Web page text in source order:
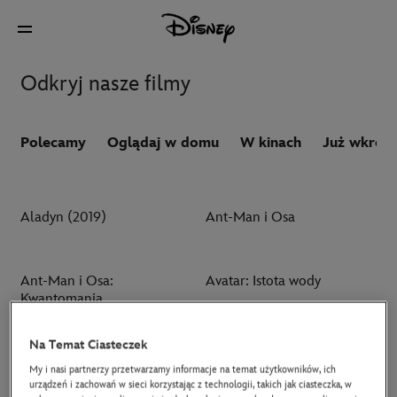
Odkryj nasze filmy
Polecamy Oglądaj w domu W kinach Już
Aladyn (2019) Ant-Man i Osa
Ant-Man i Osa:
Kwantomania
Avatar: Istota wody
Avatar: Ogień i popiół Avengers: Doomsday
Na Temat Ciasteczek
My i nasi partnerzy przetwarzamy informacje na temat użytkowników, ich
urządzeń i zachowań w sieci korzystając z technologii, takich jak ciasteczka, w